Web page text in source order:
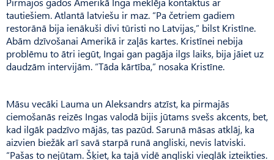
tautiešiem. Atlantā latviešu ir maz. “Pa četriem gadiem
restorānā bija ienākuši divi tūristi no Latvijas,” bilst Kristīne.
Abām dzīvošanai Amerikā ir zaļās kartes. Kristīnei nebija
problēmu to ātri iegūt, Ingai gan pagāja ilgs laiks, bija jāiet uz
daudzām intervijām. “Tāda kārtība,” nosaka Kristīne.
Māsu vecāki Lauma un Aleksandrs atzīst, ka pirmajās
ciemošanās reizēs Ingas valodā bijis jūtams svešs akcents, bet,
kad ilgāk padzīvo mājās, tas pazūd. Sarunā māsas atklāj, ka
aizvien biežāk arī savā starpā runā angliski, nevis latviski.
“Pašas to nejūtam. Šķiet, ka tajā vidē angliski vieglāk izteikties.